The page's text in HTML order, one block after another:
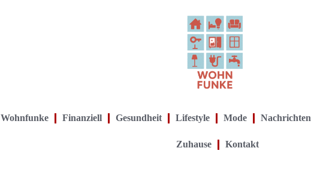
Wohnfunke Finanziell Gesundheit Lifestyle Mode Nachrichten
Zuhause Kontakt